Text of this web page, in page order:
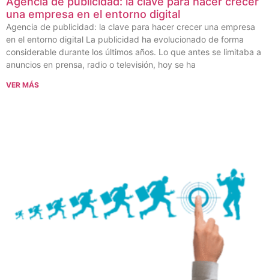
una empresa en el entorno digital
Agencia de publicidad: la clave para hacer crecer una empresa
en el entorno digital La publicidad ha evolucionado de forma
considerable durante los últimos años. Lo que antes se limitaba a
anuncios en prensa, radio o televisión, hoy se ha
VER MÁS